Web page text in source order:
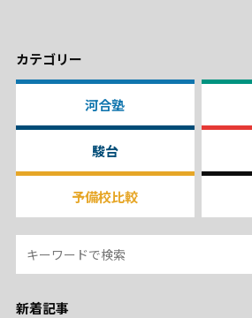
カテゴリー
河合塾
駿台
予備校比較
新着記事